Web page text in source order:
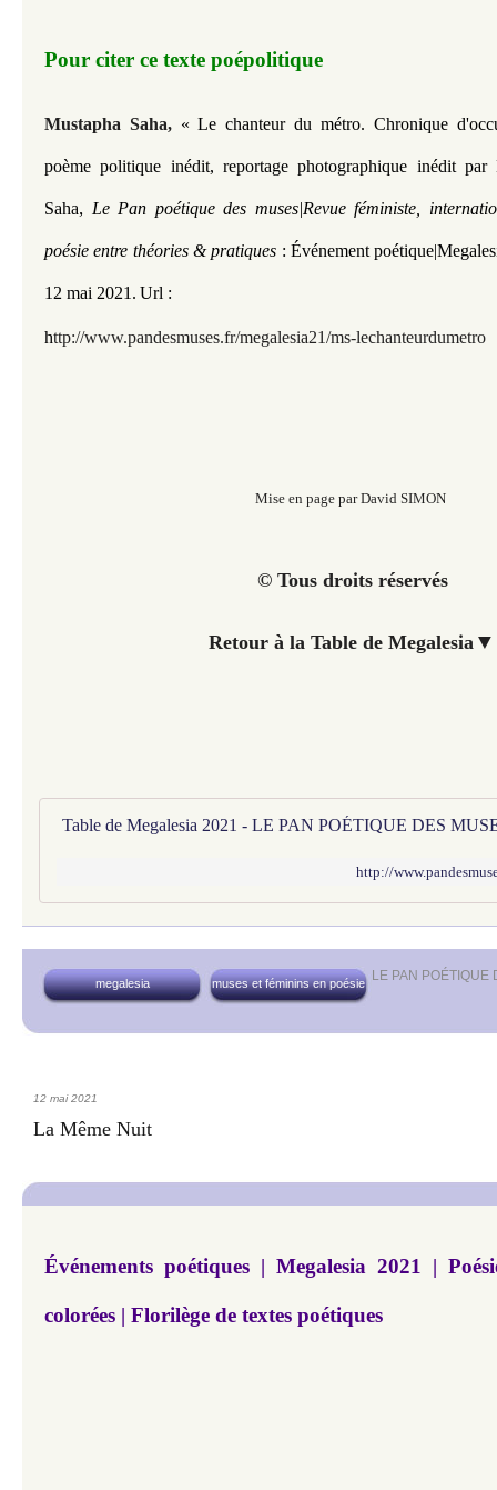
Pour citer ce texte poépolitique
Mustapha Saha, « Le chanteur du métro. Chronique
poème politique inédit, reportage photographique inédit par
Saha, Le Pan poétique des muses|Revue féministe,
poésie entre théories & pratiques : Événement poétique|
12 mai 2021. Url :
http://www.pandesmuses.fr/megalesia21/ms-lechanteurdumetro
Mise en page par David SIMON
© Tous droits réservés
Retour à la Table de Megalesia ▼
Table de Megalesia 2021 - LE PAN POÉTIQUE DES
http://
LE PAN
megalesia muses et féminins en poésie
12 mai 2021
La Même Nuit
Événements poétiques | Megalesia 2021 |
colorées | Florilège de textes poétiques